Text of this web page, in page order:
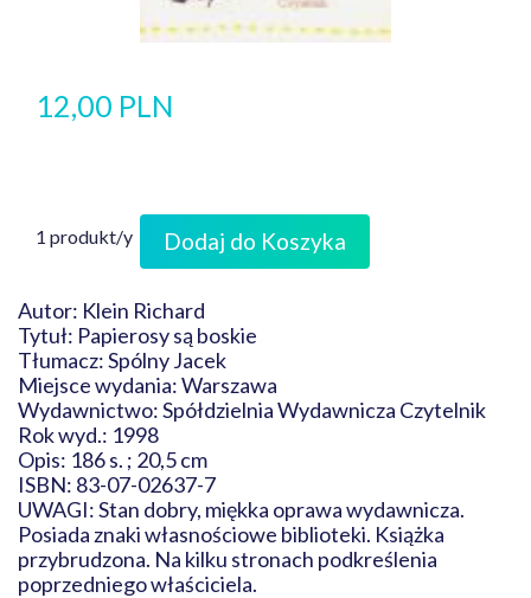
12,00 PLN
1 produkt/y Dodaj do Koszyka
Autor: Klein Richard
Tytuł: Papierosy są boskie
Tłumacz: Spólny Jacek
Miejsce wydania: Warszawa
Wydawnictwo: Spółdzielnia Wydawnicza Czytelnik
Rok wyd.: 1998
Opis: 186 s. ; 20,5 cm
ISBN: 83-07-02637-7
UWAGI: Stan dobry, miękka oprawa wydawnicza.
Posiada znaki własnościowe biblioteki. Książka
przybrudzona. Na kilku stronach podkreślenia
poprzedniego właściciela.